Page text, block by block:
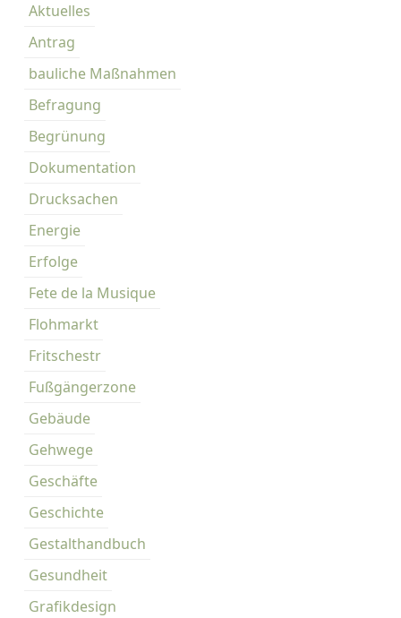
v
i
g
a
t
i
o
n
Aktuelles
Antrag
bauliche Maßnahmen
Befragung
Begrünung
Dokumentation
Drucksachen
Energie
Erfolge
Fete de la Musique
Flohmarkt
Fritschestr
Fußgängerzone
Gebäude
Gehwege
Geschäfte
Geschichte
Gestalthandbuch
Gesundheit
Grafikdesign